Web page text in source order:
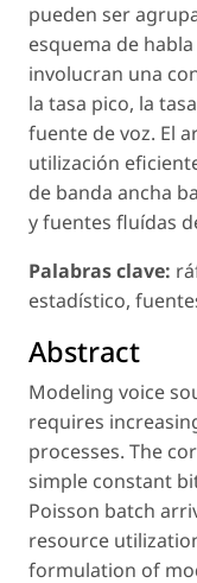
pueden ser
esquema de
involucran una
la tasa pico, la
fuente de voz. El
utilización
de banda ancha
y fuentes fluídas
Palabras clave:
estadístico,
Abstract
Modeling voice
requires
processes. The
simple constant
Poisson batch
resource
formulation of